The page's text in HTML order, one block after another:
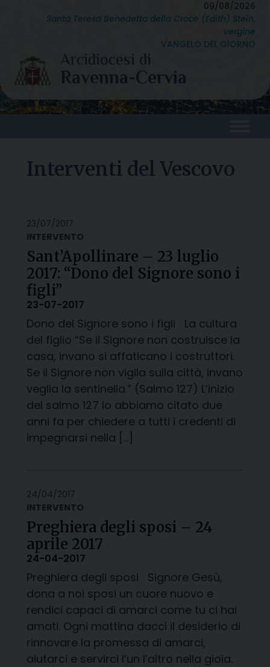
09/08/2026
Santa Teresa Benedetta della Croce (Edith) Stein,
vergine
VANGELO DEL GIORNO
Interventi del Vescovo
23/07/2017
INTERVENTO
Sant’Apollinare – 23 luglio
2017: “Dono del Signore sono i
figli”
23-07-2017
Dono del Signore sono i figli La cultura
del figlio “Se il Signore non costruisce la
casa, invano si affaticano i costruttori.
Se il Signore non vigila sulla città, invano
veglia la sentinella.” (Salmo 127) L’inizio
del salmo 127 lo abbiamo citato due
anni fa per chiedere a tutti i credenti di
impegnarsi nella […]
24/04/2017
INTERVENTO
Preghiera degli sposi – 24
aprile 2017
24-04-2017
Preghiera degli sposi Signore Gesù,
dona a noi sposi un cuore nuovo e
rendici capaci di amarci come tu ci hai
amati. Ogni mattina dacci il desiderio di
rinnovare la promessa di amarci,
aiutarci e servirci l’un l’altro nella gioia.